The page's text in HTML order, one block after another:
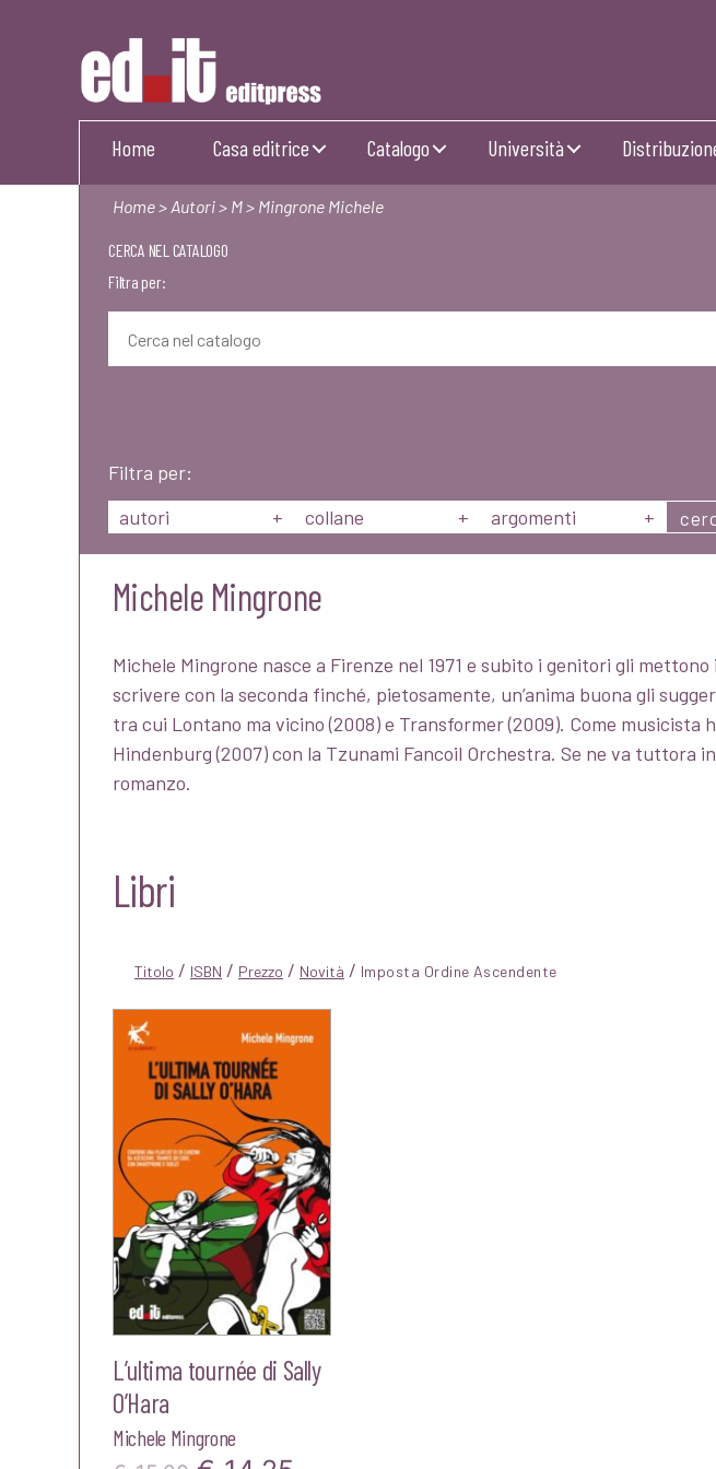
Editpress
Home Casa editrice Catalogo Università
Home> Autori> M> Mingrone Michele
CERCA NEL CATALOGO
Filtra per:
Filtra per:
autori
+ collane + argomenti +
Michele Mingrone
Michele Mingrone nasce a Firenze nel 1971 e subito i genitori gli
scrivere con la seconda finché, pietosamente, un’anima buona gli
tra cui Lontano ma vicino (2008) e Transformer (2009). Come
Hindenburg (2007) con la Tzunami Fancoil Orchestra. Se ne va tuttora
romanzo.
Libri
Titolo / ISBN / Prezzo / Novità /
L’ultima tournée di Sally
O’Hara
Michele Mingrone